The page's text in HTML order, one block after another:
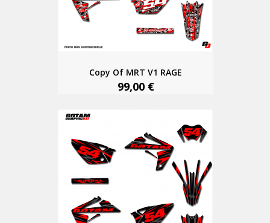
Copy Of MRT V1 RAGE
99,00 €